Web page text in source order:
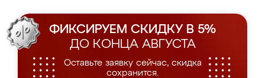
ФИКСИРУЕМ СКИДКУ В 5%
ДО КОНЦА АВГУСТА
Оставьте заявку сейчас, скидка
сохранится.